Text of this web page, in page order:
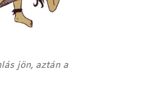
jön, aztán a